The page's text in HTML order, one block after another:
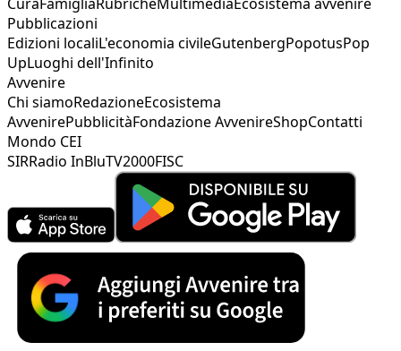
Pubblicazioni
Edizioni localiL'economia civileGutenbergPopotusPop
UpLuoghi dell'Infinito
Avvenire
Chi siamoRedazioneEcosistema
AvvenirePubblicitàFondazione AvvenireShopContatti
Mondo CEI
SIRRadio InBluTV2000FISC